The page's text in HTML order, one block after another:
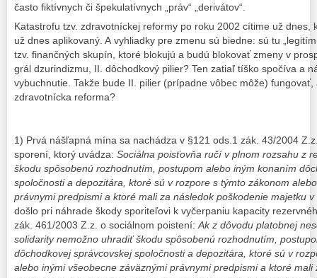
často fiktívnych či špekulatívnych „práv“ „derivátov“.
Katastrofu tzv. zdravotníckej reformy po roku 2002 cítime už dnes,
už dnes aplikovaný. A vyhliadky pre zmenu sú biedne: sú tu
tzv. finančných skupín, ktoré blokujú a budú blokovať zmeny v
grál dzurindizmu, II. dôchodkový pilier? Ten zatiaľ tíško spočíva a
vybuchnutie. Takže bude II. pilier (prípadne vôbec môže)
zdravotnícka reforma?
1) Prvá nášľapná mína sa nachádza v §121 ods.1 zák. 43/2004
sporení, ktorý uvádza: Sociálna poisťovňa ručí v plnom rozsahu z
škodu spôsobenú rozhodnutím, postupom alebo iným konaním
spoločnosti a depozitára, ktoré sú v rozpore s týmto zákonom
právnymi predpismi a ktoré mali za následok poškodenie majetku
došlo pri náhrade škody sporiteľovi k vyčerpaniu kapacity
zák. 461/2003 Z.z. o sociálnom poistení:Ak z dôvodu platobnej
solidarity nemožno uhradiť škodu spôsobenú rozhodnutím,
dôchodkovej správcovskej spoločnosti a depozitára, ktoré sú v
alebo inými všeobecne záväznými právnymi predpismi a ktoré